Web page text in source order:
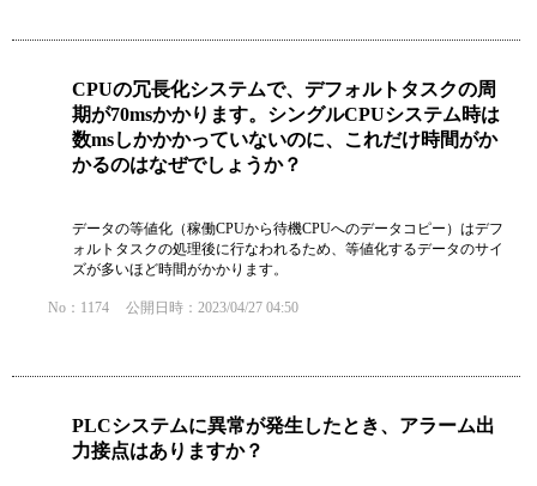
CPUの冗長化システムで、デフォルトタスクの周
期が70msかかります。シングルCPUシステム時は
数msしかかかっていないのに、これだけ時間がか
かるのはなぜでしょうか？
データの等値化（稼働CPUから待機CPUへのデータコピー）はデフ
ォルトタスクの処理後に行なわれるため、等値化するデータのサイ
ズが多いほど時間がかかります。
No：1174 公開日時：2023/04/27 04:50
PLCシステムに異常が発生したとき、アラーム出
力接点はありますか？